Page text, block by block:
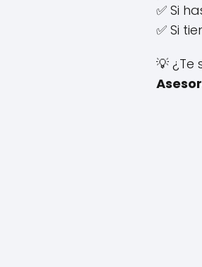
✅ Si
✅ Si
💡